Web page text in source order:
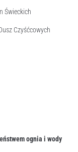
Świeckich
Czyśćcowych
ognia i wody